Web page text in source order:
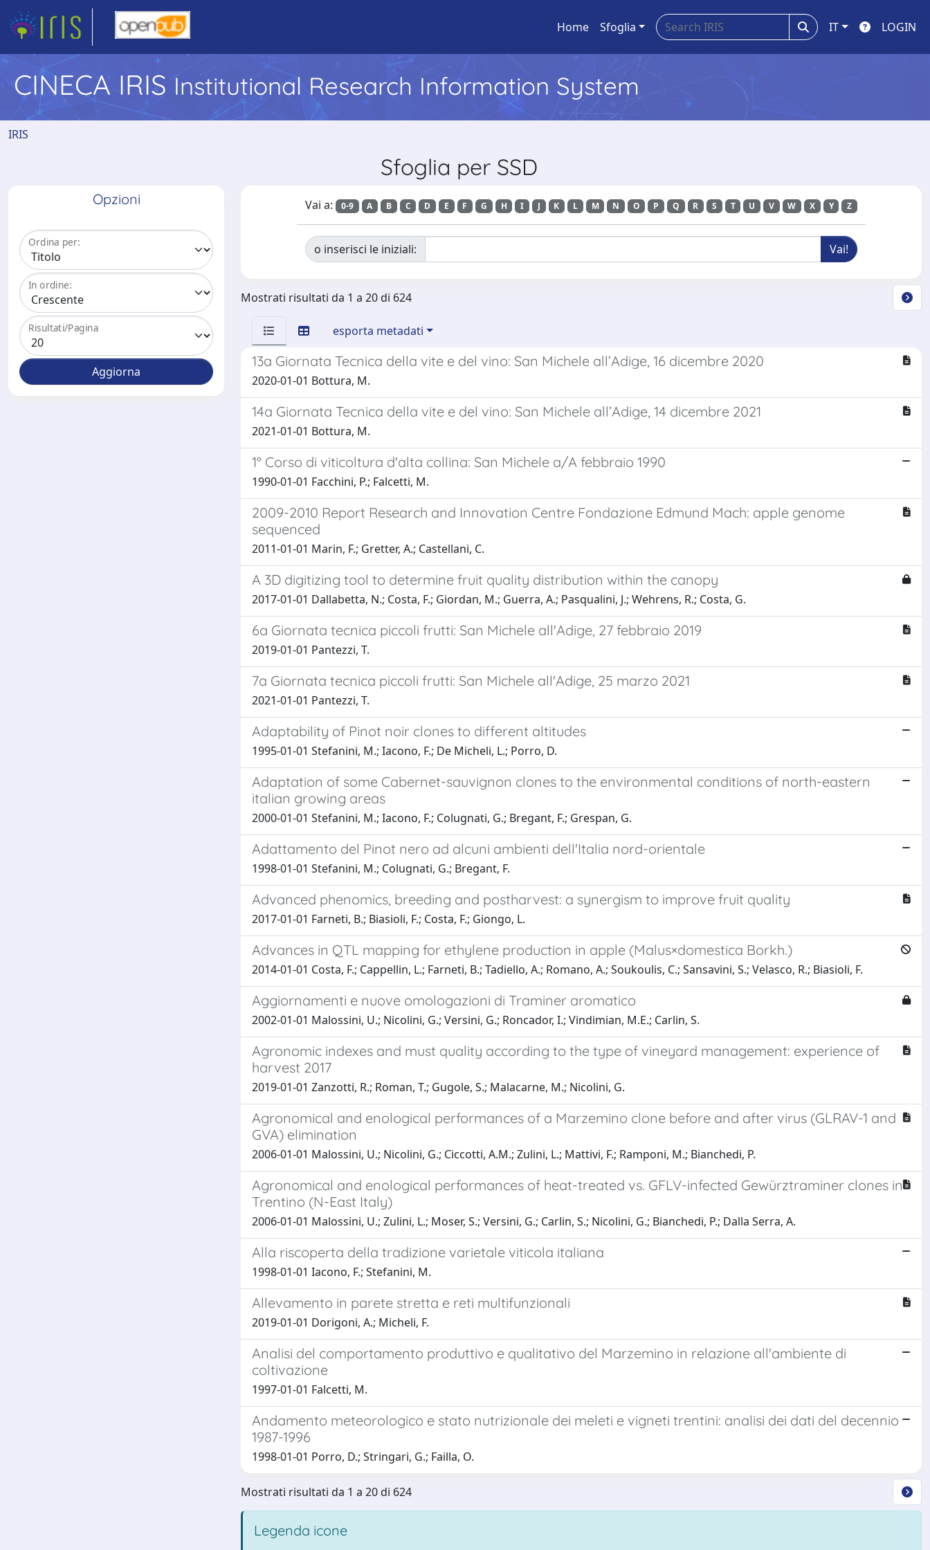
Home Sfoglia IT LOGIN
CINECA IRIS Institutional Research Information System
IRIS
Sfoglia per SSD
Opzioni
Ordina per:
In ordine:
Risultati/Pagina
Vai a: 0-9 A B C D E F G H I J K L M N O P Q R S T U V W X Y Z
o inserisci le iniziali:
Mostrati risultati da 1 a 20 di 624
esporta metadati
13a Giornata Tecnica della vite e del vino: San Michele all’Adige, 16 dicembre 2020
2020-01-01 Bottura, M.
14a Giornata Tecnica della vite e del vino: San Michele all’Adige, 14 dicembre 2021
2021-01-01 Bottura, M.
1° Corso di viticoltura d'alta collina: San Michele a/A febbraio 1990
1990-01-01 Facchini, P.; Falcetti, M.
2009-2010 Report Research and Innovation Centre Fondazione Edmund Mach: apple genome
sequenced
2011-01-01 Marin, F.; Gretter, A.; Castellani, C.
A 3D digitizing tool to determine fruit quality distribution within the canopy
2017-01-01 Dallabetta, N.; Costa, F.; Giordan, M.; Guerra, A.; Pasqualini, J.; Wehrens, R.; Costa, G.
6a Giornata tecnica piccoli frutti: San Michele all'Adige, 27 febbraio 2019
2019-01-01 Pantezzi, T.
7a Giornata tecnica piccoli frutti: San Michele all'Adige, 25 marzo 2021
2021-01-01 Pantezzi, T.
Adaptability of Pinot noir clones to different altitudes
1995-01-01 Stefanini, M.; Iacono, F.; De Micheli, L.; Porro, D.
Adaptation of some Cabernet-sauvignon clones to the environmental conditions of north-eastern
italian growing areas
2000-01-01 Stefanini, M.; Iacono, F.; Colugnati, G.; Bregant, F.; Grespan, G.
Adattamento del Pinot nero ad alcuni ambienti dell'Italia nord-orientale
1998-01-01 Stefanini, M.; Colugnati, G.; Bregant, F.
Advanced phenomics, breeding and postharvest: a synergism to improve fruit quality
2017-01-01 Farneti, B.; Biasioli, F.; Costa, F.; Giongo, L.
Advances in QTL mapping for ethylene production in apple (Malus×domestica Borkh.)
2014-01-01 Costa, F.; Cappellin, L.; Farneti, B.; Tadiello, A.; Romano, A.; Soukoulis, C.; Sansavini, S.; Velasco, R.; Biasioli, F.
Aggiornamenti e nuove omologazioni di Traminer aromatico
2002-01-01 Malossini, U.; Nicolini, G.; Versini, G.; Roncador, I.; Vindimian, M.E.; Carlin, S.
Agronomic indexes and must quality according to the type of vineyard management: experience of
harvest 2017
2019-01-01 Zanzotti, R.; Roman, T.; Gugole, S.; Malacarne, M.; Nicolini, G.
Agronomical and enological performances of a Marzemino clone before and after virus (GLRAV-1 and
GVA) elimination
2006-01-01 Malossini, U.; Nicolini, G.; Ciccotti, A.M.; Zulini, L.; Mattivi, F.; Ramponi, M.; Bianchedi, P.
Agronomical and enological performances of heat-treated vs. GFLV-infected Gewürztraminer clones in
Trentino (N-East Italy)
2006-01-01 Malossini, U.; Zulini, L.; Moser, S.; Versini, G.; Carlin, S.; Nicolini, G.; Bianchedi, P.; Dalla Serra, A.
Alla riscoperta della tradizione varietale viticola italiana
1998-01-01 Iacono, F.; Stefanini, M.
Allevamento in parete stretta e reti multifunzionali
2019-01-01 Dorigoni, A.; Micheli, F.
Analisi del comportamento produttivo e qualitativo del Marzemino in relazione all'ambiente di
coltivazione
1997-01-01 Falcetti, M.
Andamento meteorologico e stato nutrizionale dei meleti e vigneti trentini: analisi dei dati del decennio
1987-1996
1998-01-01 Porro, D.; Stringari, G.; Failla, O.
Mostrati risultati da 1 a 20 di 624
Legenda icone